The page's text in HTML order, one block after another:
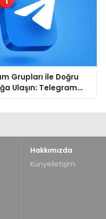
Grupları ile Doğru
Ulaşın: Telegram
Sade ve
Hakkımızda
Künyeİletişim